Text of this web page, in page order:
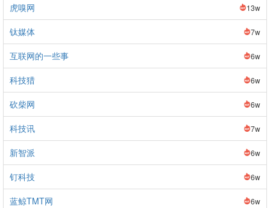
虎嗅网 13w
钛媒体 7w
互联网的一些事 6w
科技猎 6w
砍柴网 6w
科技讯 7w
新智派 6w
钉科技 6w
蓝鲸TMT网 6w